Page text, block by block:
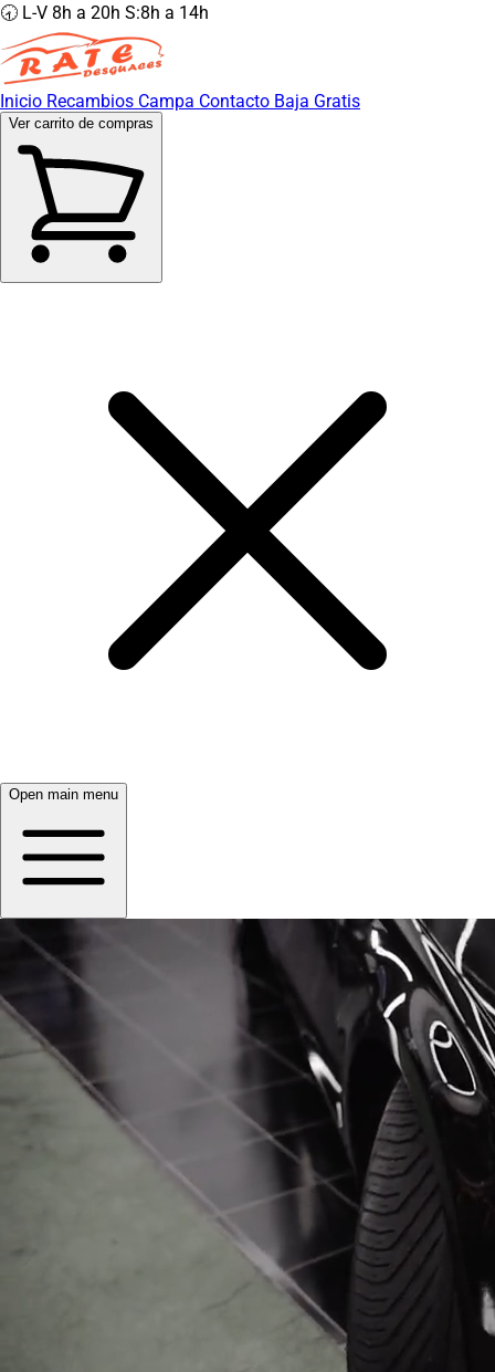
🕣 L-V 8h a 20h S:8h a 14h
Inicio Recambios Campa Contacto Baja Gratis
Ver carrito de compras
Open main menu